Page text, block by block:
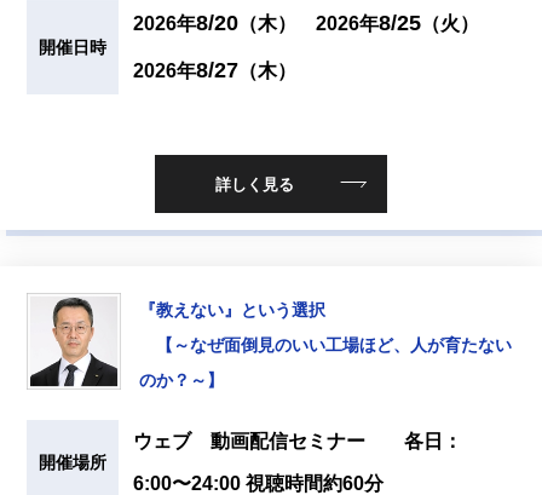
開催日時
2026年8/20 （木） 2026年8/25 （火）
2026年8/27 （木）
詳しく見る
『教えない』という選択
【～なぜ面倒見のいい工場ほど、人が育たない
のか？～】
開催場所
ウェブ 動画配信セミナー 各日：
6:00〜24:00 視聴時間約60分